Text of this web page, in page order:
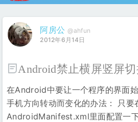
阿房公 @ahfun
2012年6月14日
Android禁止横屏竖屏
在Android中要让一个程序的界面
手机方向转动而变化的办法： 只要
AndroidManifest.xml里面配置一